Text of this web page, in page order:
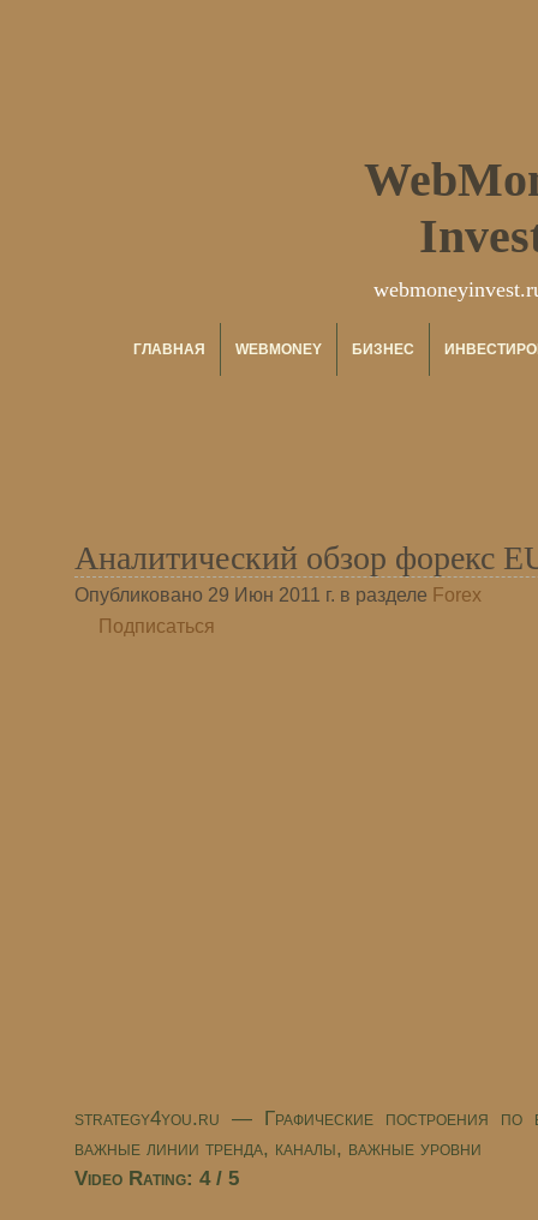
ГЛАВНАЯ WEBMONEY БИЗНЕС
Аналитический обзор форекс
Опубликовано 29 Июн 2011 г. в разделе Forex
Подписаться
strategy4you.ru — Графические построения по
важные линии тренда, каналы, важные уровни
Video Rating: 4 / 5